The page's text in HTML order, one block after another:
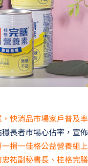
快消品市場家戶普及
長者市場心佔率，宣
一捐一佳格公益營養組
祐副秘書長、桂格完